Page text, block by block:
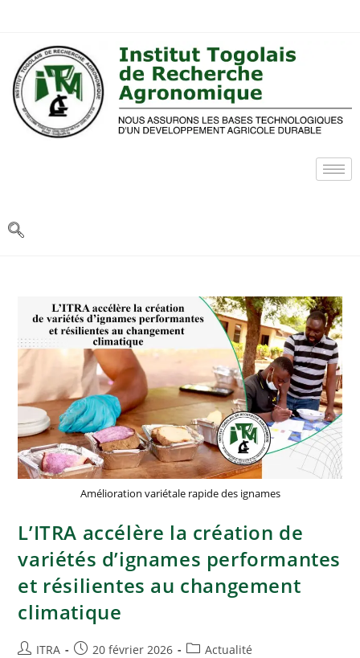
Amélioration variétale rapide des ignames
L’ITRA accélère la création de
variétés d’ignames performantes
et résilientes au changement
climatique
ITRA 20 février 2026 Actualité